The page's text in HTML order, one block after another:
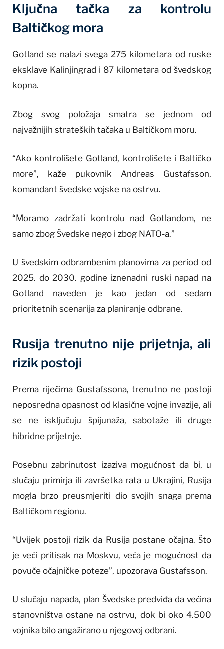
Ključna tačka za kontrolu
Baltičkog mora
Gotland se nalazi svega 275 kilometara od ruske
eksklave Kalinjingrad i 87 kilometara od švedskog
kopna.
Zbog svog položaja smatra se jednom od
najvažnijih strateških tačaka u Baltičkom moru.
“Ako kontrolišete Gotland, kontrolišete i Baltičko
more”, kaže pukovnik Andreas Gustafsson,
komandant švedske vojske na ostrvu.
“Moramo zadržati kontrolu nad Gotlandom, ne
samo zbog Švedske nego i zbog NATO-a.”
U švedskim odbrambenim planovima za period od
2025. do 2030. godine iznenadni ruski napad na
Gotland naveden je kao jedan od sedam
prioritetnih scenarija za planiranje odbrane.
Rusija trenutno nije prijetnja, ali
rizik postoji
Prema riječima Gustafssona, trenutno ne postoji
neposredna opasnost od klasične vojne invazije, ali
se ne isključuju špijunaža, sabotaže ili druge
hibridne prijetnje.
Posebnu zabrinutost izaziva mogućnost da bi, u
slučaju primirja ili završetka rata u Ukrajini, Rusija
mogla brzo preusmjeriti dio svojih snaga prema
Baltičkom regionu.
“Uvijek postoji rizik da Rusija postane očajna. Što
je veći pritisak na Moskvu, veća je mogućnost da
povuče očajničke poteze”, upozorava Gustafsson.
U slučaju napada, plan Švedske predviđa da većina
stanovništva ostane na ostrvu, dok bi oko 4.500
vojnika bilo angažirano u njegovoj odbrani.